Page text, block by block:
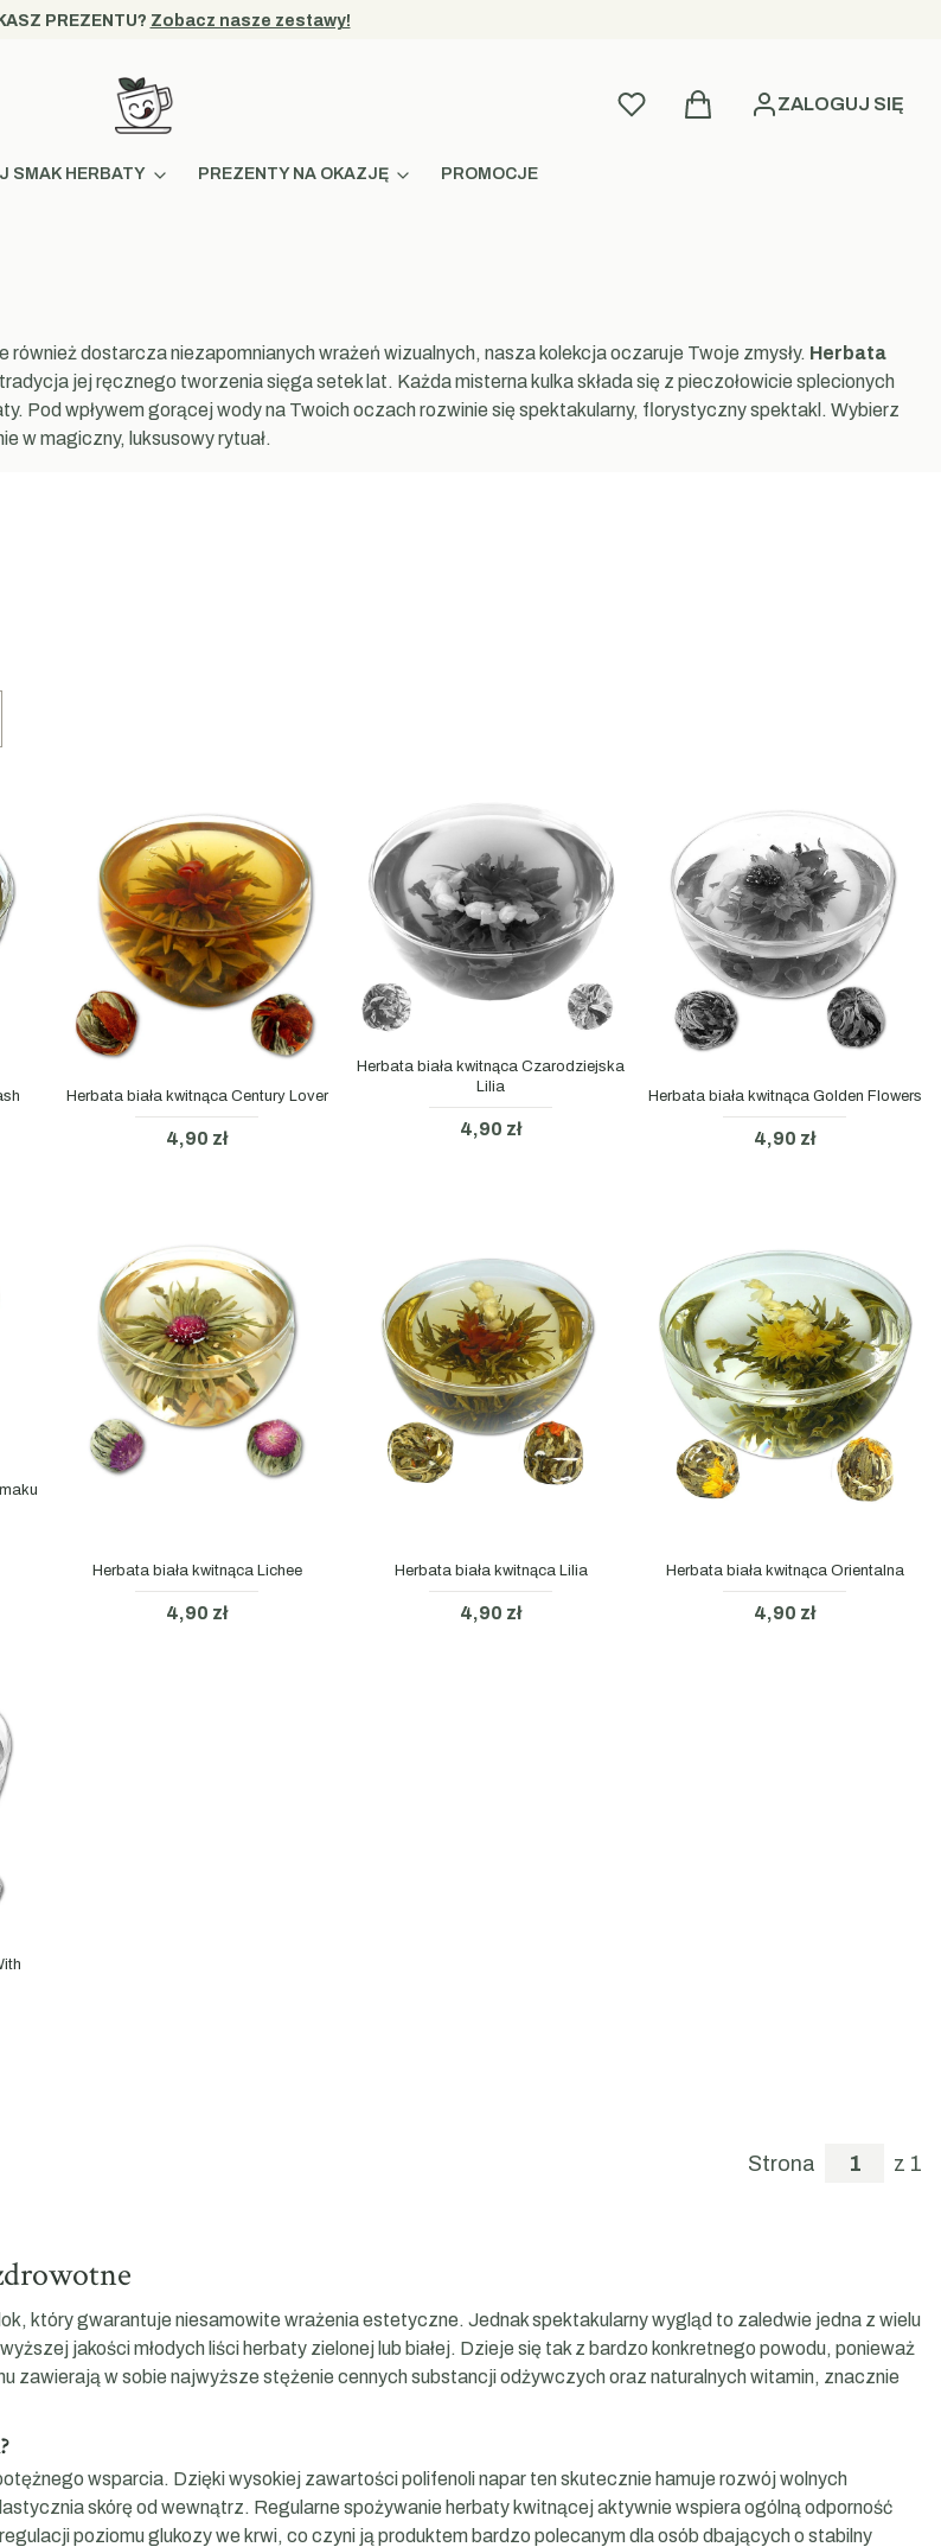
PREZENTU? Zobacz nasze zestawy!
UlubioneProdukty w koszyku: 0.
ZALOGUJ SIĘ
SMAK HERBATY PREZENTY NA OKAZJĘ PROMOCJE
dostarcza niezapomnianych wrażeń wizualnych, nasza kolekcja oczaruje Twoje zmysły. Herbata
jej ręcznego tworzenia sięga setek lat. Każda misterna kulka składa się z pieczołowicie splecionych
Pod wpływem gorącej wody na Twoich oczach rozwinie się spektakularny, florystyczny spektakl. Wybierz
w magiczny, luksusowy rytuał.
Herbata biała kwitnąca Century Lover
4,90 zł
Herbata biała kwitnąca Czarodziejska
Lilia
4,90 zł
Herbata biała kwitnąca Golden Flowers
4,90 zł
Herbata biała kwitnąca Lichee
4,90 zł
Herbata biała kwitnąca Lilia
4,90 zł
Herbata biała kwitnąca Orientalna
4,90 zł
Strona z 1
który gwarantuje niesamowite wrażenia estetyczne. Jednak spektakularny wygląd to zaledwie jedna z wielu
jakości młodych liści herbaty zielonej lub białej. Dzieje się tak z bardzo konkretnego powodu, ponieważ
zawierają w sobie najwyższe stężenie cennych substancji odżywczych oraz naturalnych witamin, znacznie
wsparcia. Dzięki wysokiej zawartości polifenoli napar ten skutecznie hamuje rozwój wolnych
skórę od wewnątrz. Regularne spożywanie herbaty kwitnącej aktywnie wspiera ogólną odporność
poziomu glukozy we krwi, co czyni ją produktem bardzo polecanym dla osób dbających o stabilny